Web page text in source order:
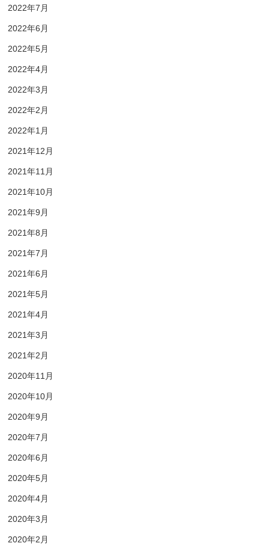
2022年7月
2022年6月
2022年5月
2022年4月
2022年3月
2022年2月
2022年1月
2021年12月
2021年11月
2021年10月
2021年9月
2021年8月
2021年7月
2021年6月
2021年5月
2021年4月
2021年3月
2021年2月
2020年11月
2020年10月
2020年9月
2020年7月
2020年6月
2020年5月
2020年4月
2020年3月
2020年2月